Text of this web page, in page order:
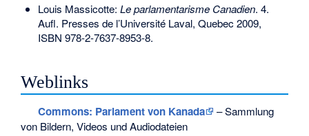
Louis Massicotte: Le parlamentarisme Canadien. 4.
Aufl. Presses de l’Université Laval, Quebec 2009,
ISBN 978-2-7637-8953-8.
Weblinks
Commons: Parlament von Kanada
– Sammlung
von Bildern, Videos und Audiodateien